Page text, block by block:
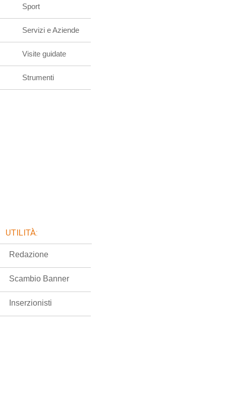
Sport
Servizi e Aziende
Visite guidate
Strumenti
UTILITÀ:
Redazione
Scambio Banner
Inserzionisti